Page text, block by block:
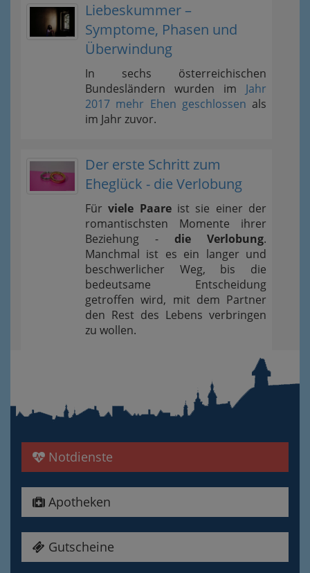
Liebeskummer –
Symptome, Phasen und
Überwindung
In sechs österreichischen
Bundesländern wurden im Jahr
2017 mehr Ehen geschlossen als
im Jahr zuvor.
Der erste Schritt zum
Eheglück - die Verlobung
Fürviele Paareist sie einer der
romantischsten Momente ihrer
Beziehung - die Verlobung.
Manchmal ist es ein langer und
beschwerlicher Weg, bis die
bedeutsame Entscheidung
getroffen wird, mit dem Partner
den Rest des Lebens verbringen
zu wollen.
Notdienste
Apotheken
Gutscheine